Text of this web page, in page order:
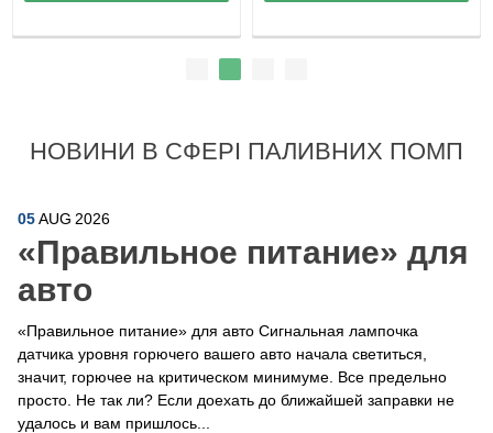
НОВИНИ В СФЕРІ ПАЛИВНИХ ПОМП
05AUG 2026
​«Правильное питание» для
авто
«Правильное питание» для авто Сигнальная лампочка
датчика уровня горючего вашего авто начала светиться,
значит, горючее на критическом минимуме. Все предельно
просто. Не так ли? Если доехать до ближайшей заправки не
удалось и вам пришлось...